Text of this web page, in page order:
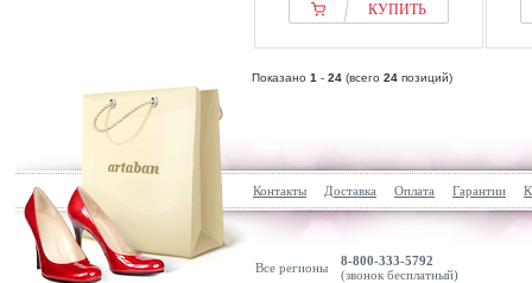
КУПИТЬ
Показано 1 - 24 (всего 24 позиций)
Контакты Доставка Оплата Гарантии
Все регионы
8-800-333-5792
(звонок бесплатный)